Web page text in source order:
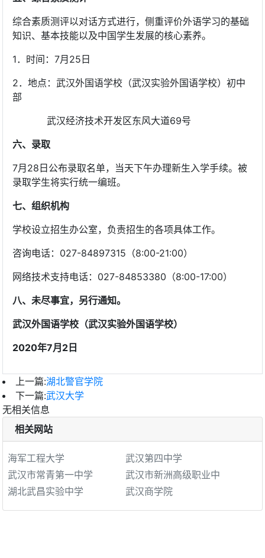
综合素质测评以对话方式进行，侧重评价外语学习的基础
知识、基本技能以及中国学生发展的核心素养。
1．时间：7月25日
2．地点：武汉外国语学校（武汉实验外国语学校）初中
部
武汉经济技术开发区东风大道69号
六、录取
7月28日公布录取名单，当天下午办理新生入学手续。被
录取学生将实行统一编班。
七、组织机构
学校设立招生办公室，负责招生的各项具体工作。
咨询电话：027-84897315（8:00-21:00）
网络技术支持电话：027-84853380（8:00-17:00）
八、未尽事宜，另行通知。
武汉外国语学校（武汉实验外国语学校）
2020年7月2日
上一篇:湖北警官学院
下一篇:武汉大学
无相关信息
相关网站
海军工程大学
武汉第四中学
武汉市常青第一中学
武汉市新洲高级职业中
湖北武昌实验中学
武汉商学院